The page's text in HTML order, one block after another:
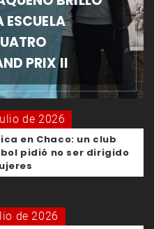
ESCUELA
PRIX II
de 2026
en Chaco: un club
pidió no ser dirigido
de 2026